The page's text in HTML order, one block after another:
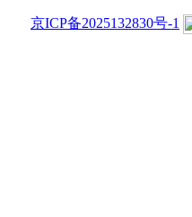
京ICP备2025132830号-1